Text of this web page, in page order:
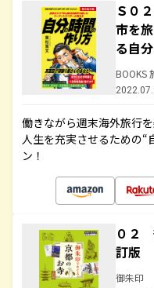
Ｓ０
市を
る自
BOOKS
働きながら週末海外旅行
人生を充実させるための“
ン！
０２
訂版
御朱印